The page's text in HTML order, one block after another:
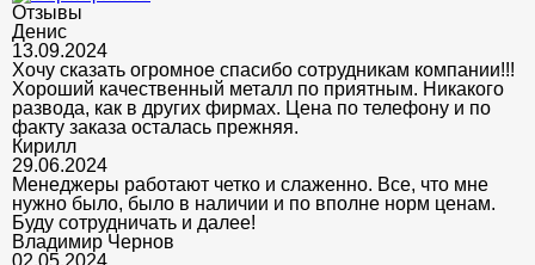
Отзывы
Денис
13.09.2024
Хочу сказать огромное спасибо сотрудникам компании!!!
Хороший качественный металл по приятным. Никакого
развода, как в других фирмах. Цена по телефону и по
факту заказа осталась прежняя.
Кирилл
29.06.2024
Менеджеры работают четко и слаженно. Все, что мне
нужно было, было в наличии и по вполне норм ценам.
Буду сотрудничать и далее!
Владимир Чернов
02.05.2024